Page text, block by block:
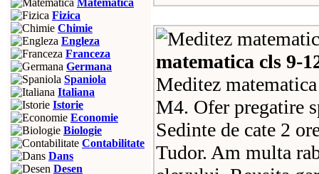
Matematica
Fizica
Chimie
Engleza
Franceza
Germana
Spaniola
Italiana
Istorie
Economie
Biologie
Contabilitate
Dans
Desen
matematica cls 9-
Meditez
M4. Ofer pregatire
Sedinte de cate 2
Tudor. Am multa